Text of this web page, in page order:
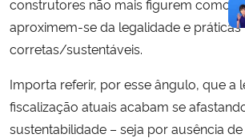
construtores não mais figurem como
aproximem-se da legalidade e práticas
corretas/sustentáveis.
Importa referir, por esse ângulo, que a
fiscalização atuais acabam se
sustentabilidade – seja por ausência